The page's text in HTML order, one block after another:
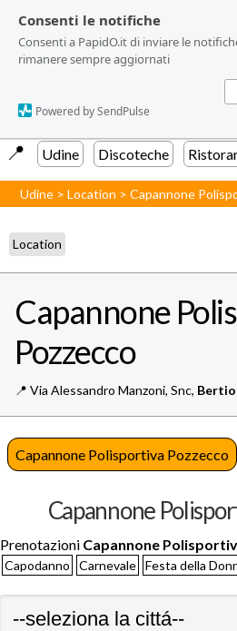
Consenti le notifiche
Consenti a PapidO.it di inviare le
rimanere sempre aggiornati
Powered by SendPulse
Consenti le notifiche
Consenti a PapidO.it di inviare le
rimanere sempre aggiornati
Powered by SendPulse
📍️ Udine Discoteche
Udine >Location >Capannone
Location
Capannone
Pozzecco
📍️ Via Alessandro Manzoni, Snc,
Capannone Polisportiva Pozzecco
Capannone
Prenotazioni Capannone
Capodanno Carnevale Festa della